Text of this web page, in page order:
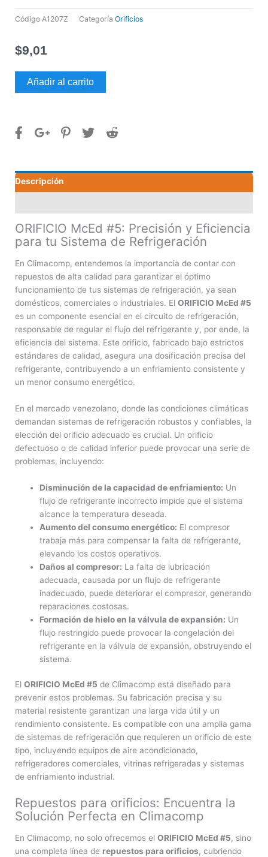
Código A1207Z Categoría Orificios
$9,01
ORIFICIO
McEd
Añadir al carrito
Descripción
ORIFICIO McEd #5: Precisión y Eficiencia
para tu Sistema de Refrigeración
En Climacomp, entendemos la importancia de contar con
repuestos de alta calidad para garantizar el óptimo
funcionamiento de tus sistemas de refrigeración, ya sean
domésticos, comerciales o industriales. El ORIFICIO McEd #5
es un componente esencial en el circuito de refrigeración,
responsable de regular el flujo del refrigerante y, por ende, la
eficiencia del sistema. Este orificio, fabricado bajo estrictos
estándares de calidad, asegura una dosificación precisa del
refrigerante, contribuyendo a un enfriamiento consistente y
un menor consumo energético.
En el mercado venezolano, donde las condiciones climáticas
demandan sistemas de refrigeración robustos y confiables, la
elección del orificio adecuado es crucial. Un orificio
defectuoso o de calidad inferior puede provocar una serie de
problemas, incluyendo:
Disminución de la capacidad de enfriamiento: Un
flujo de refrigerante incorrecto impide que el sistema
alcance la temperatura deseada.
Aumento del consumo energético: El compresor
trabaja más para compensar la falta de refrigerante,
elevando los costos operativos.
Daños al compresor: La falta de lubricación
adecuada, causada por un flujo de refrigerante
inadecuado, puede deteriorar el compresor, generando
reparaciones costosas.
Formación de hielo en la válvula de expansión: Un
flujo restringido puede provocar la congelación del
refrigerante en la válvula de expansión, obstruyendo el
sistema.
El ORIFICIO McEd #5 de Climacomp está diseñado para
prevenir estos problemas. Su fabricación precisa y su
material resistente garantizan una larga vida útil y un
rendimiento consistente. Es compatible con una amplia gama
de sistemas de refrigeración que requieren un orificio de este
tipo, incluyendo equipos de aire acondicionado,
refrigeradores comerciales, vitrinas refrigeradas y sistemas
de enfriamiento industrial.
Repuestos para orificios: Encuentra la
Solución Perfecta en Climacomp
En Climacomp, no solo ofrecemos el ORIFICIO McEd #5, sino
una completa línea de repuestos para orificios, cubriendo